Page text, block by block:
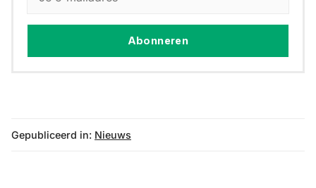
Abonneren
Gepubliceerd in: Nieuws